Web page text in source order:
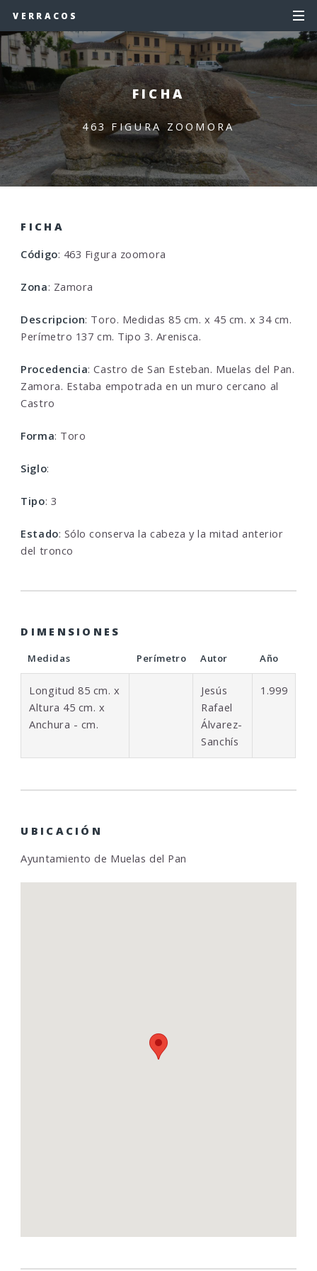
VERRACOS
FICHA
463 FIGURA ZOOMORA
FICHA
Código: 463 Figura zoomora
Zona: Zamora
Descripcion: Toro. Medidas 85 cm. x 45 cm. x 34 cm.
Perímetro 137 cm. Tipo 3. Arenisca.
Procedencia: Castro de San Esteban. Muelas del Pan.
Zamora. Estaba empotrada en un muro cercano al
Castro
Forma: Toro
Siglo:
Tipo: 3
Estado: Sólo conserva la cabeza y la mitad anterior
del tronco
DIMENSIONES
Medidas Perímetro Autor Año
Longitud 85 cm. x
Altura 45 cm. x
Anchura - cm.
Jesús
Rafael
Álvarez-
Sanchís
1.999
UBICACIÓN
Ayuntamiento de Muelas del Pan